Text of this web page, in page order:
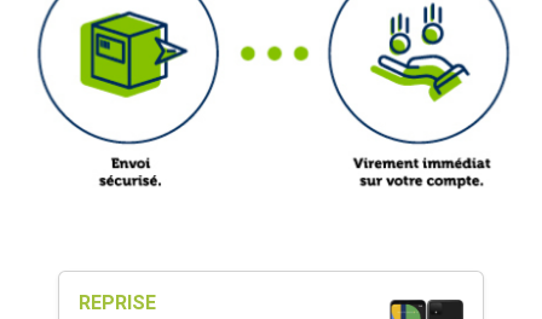
REPRISE